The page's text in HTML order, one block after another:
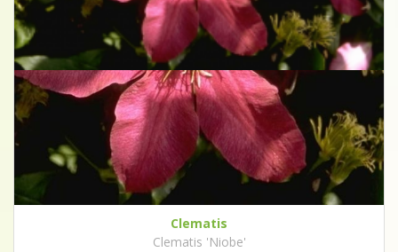
Clematis
Clematis 'Niobe'